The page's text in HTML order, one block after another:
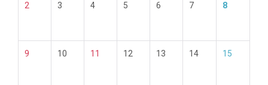
2 3 4 5 6 7 8
9 10 11 12 13 14 15